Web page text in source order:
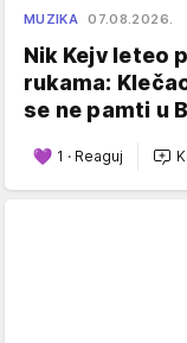
MUZIKA 07.08.2026.
Nik Kejv leteo
rukama:
se ne pamti u
1 · Reaguj